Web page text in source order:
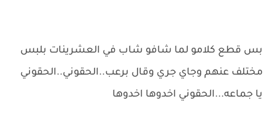
بس قطع كلامو لما شافو شاب في العشرينات بلبس
مختلف عنهم وجاي جري وقال برعب..الحقوني..الحقوني
يا جماعه...الحقوني اخدوها اخدوها